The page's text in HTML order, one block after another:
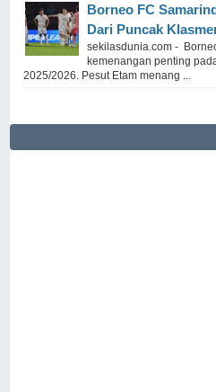
Borneo FC
Dari Puncak
sekilasdunia.com -
kemenangan penting
2025/2026. Pesut Etam menang ...